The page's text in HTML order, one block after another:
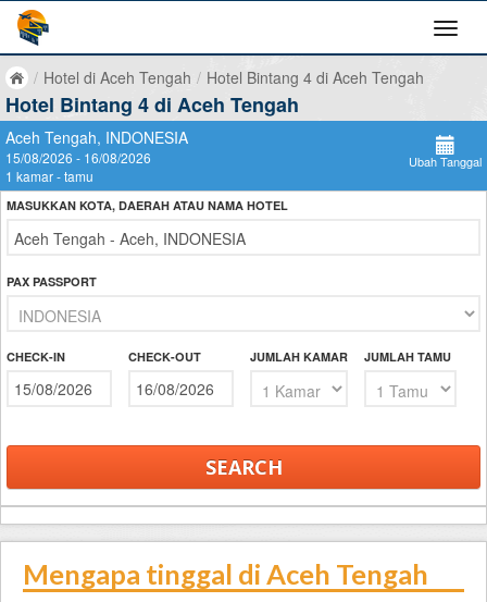
/ Hotel di Aceh Tengah / Hotel Bintang 4 di Aceh Tengah
Hotel Bintang 4 di Aceh Tengah
Aceh Tengah, INDONESIA
15/08/2026 - 16/08/2026
1 kamar - tamu
Ubah Tanggal
MASUKKAN KOTA, DAERAH ATAU NAMA HOTEL
PAX PASSPORT
CHECK-IN CHECK-OUT JUMLAH KAMAR JUMLAH TAMU
Mengapa tinggal di Aceh Tengah